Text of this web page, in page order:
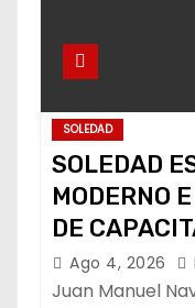
SOLEDAD
SOLEDAD
MODERNO
DE
ALCALDE
Ago 4, 2026
Juan Manuel